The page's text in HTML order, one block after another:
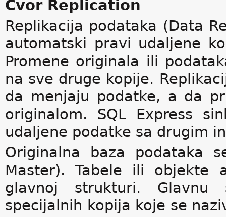
Čvor Replication
Replikacija podataka (Data
automatski pravi udaljene
Promene originala ili
na sve druge kopije.
da menjaju podatke, a da
originalom. SQL Express
udaljene podatke sa drugim
Originalna baza podataka
Master). Tabele ili objekte
glavnoj strukturi. Glavnu
specijalnih kopija koje se